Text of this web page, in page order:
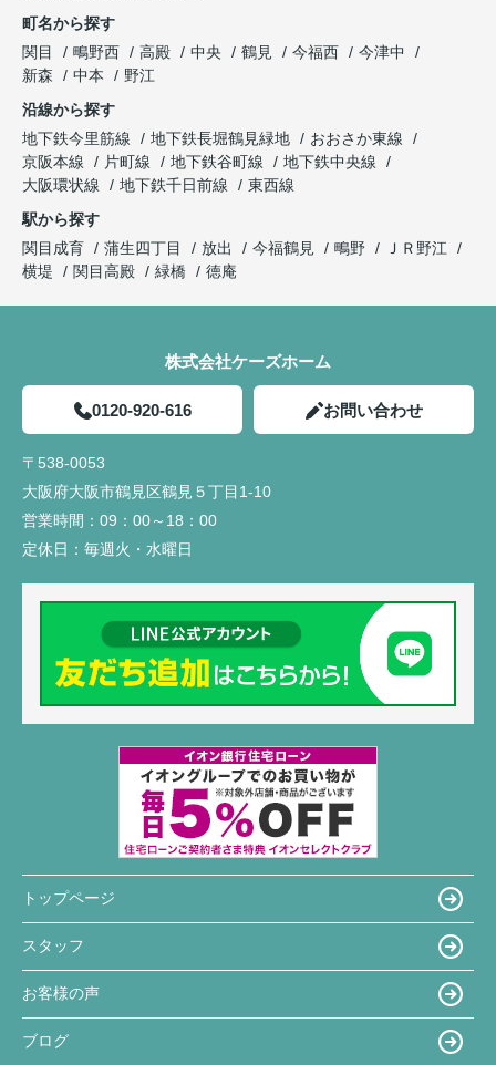
町名から探す
関目
鴫野西 高殿 中央 鶴見 今福西
今津中
新森
中本
野江
沿線から探す
地下鉄今里筋線
地下鉄長堀鶴見緑地
おおさか東線
京阪本線
片町線 地下鉄谷町線
地下鉄中央線
大阪環状線
地下鉄千日前線
東西線
駅から探す
関目成育
蒲生四丁目 放出 今福鶴見 鴫野
ＪＲ野江
横堤
関目高殿 緑橋 徳庵
株式会社ケーズホーム
0120-920-616 お問い合わせ
〒538-0053
大阪府大阪市鶴見区鶴見５丁目1-10
営業時間： 09：00～18：00
定休日： 毎週火・水曜日
トップページ
スタッフ
お客様の声
ブログ